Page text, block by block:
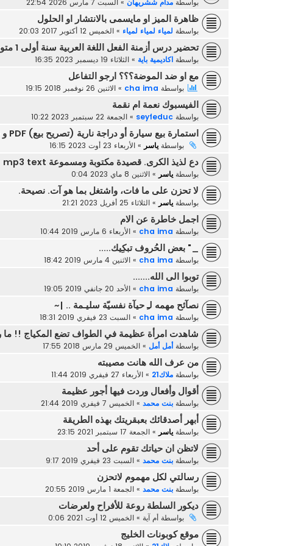
بواسطة مدام ششريهان » السبت 7 مارس 2026 22:54
ظاهرة الميز او مايسمى بالانتشار او الحلول
بواسطة لمياء لمياء لمياء » الخميس 12 أكتوبر 2017 20:03
تحضير درس أزمنة الفعل اللغة العربية سنة أولى 1 متوسط
بواسطة اكاديمية باية » الثلاثاء 19 ديسمبر 2023 16:35
مع او ضد الموضة؟؟؟ ارجو التفاعل
بواسطة cha ima
» الاثنين 26 نوفمبر 2018 19:15
الفيسبوك نعمة ام نقمة
بواسطة seyfeduc
» الجمعة 22 سبتمبر 2023 10:22
استمارة بيع سيارة أو دراجة نارية (تصريح بيع) PDF و PNG
بواسطةياسر » الأربعاء 23 أوت 2023 16:15
دع لذيذ الكرى. قصيدة مكتوبة ومسموعة mp3 text
بواسطةياسر » الاثنين 8 ماي 2023 0:04
لا تحزن على ما فات، واشتغل بما هو آت. نصيحة.
بواسطةياسر » الثلاثاء 25 أفريل 2023 21:21
اجمل خاطرة عن الام
بواسطة cha ima
» الأربعاء 6 مارس 2019 10:44
_" بعض الحُروف تبكِيك.....
بواسطة cha ima
» الاثنين 4 مارس 2019 18:42
توبوا الى الله.......
بواسطة cha ima
» الأحد 20 جانفي 2019 19:05
نصآئح مهمه لـِ حيآة نفسيّة سليـمة .. |~
بواسطة cha ima
» السبت 23 فيفري 2019 18:31
شاهدت امرأة عظيمة في الطواف تضع المكياج !! ما
بواسطةأمل أمل » الخميس 29 مارس 2018 17:55
من عرف الله هانت مصيبته
بواسطة ملاك21 » الأربعاء 27 فيفري 2019 11:44
أقوال وأفعال وردت فيها أجور عظيمة
بواسطة بنت محمد » الخميس 7 فيفري 2019 21:44
أبهر أصدقائك بعبقريتك بهذه الطريقة
بواسطةياسر » الجمعة 17 سبتمبر 2021 23:15
لاتظن ان حياتك تقوم على أحد
بواسطة بنت محمد » السبت 23 فيفري 2019 9:17
رسالتي لكل مهموم لاتحزن
بواسطة بنت محمد » الجمعة 1 مارس 2019 20:55
ديكور السلطة روعة للأفراح ولعرضات
بواسطة أم آية » الخميس 12 أوت 2021 0:06
موقع كوبونات الخليج